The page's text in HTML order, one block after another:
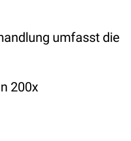
umfasst die
200x